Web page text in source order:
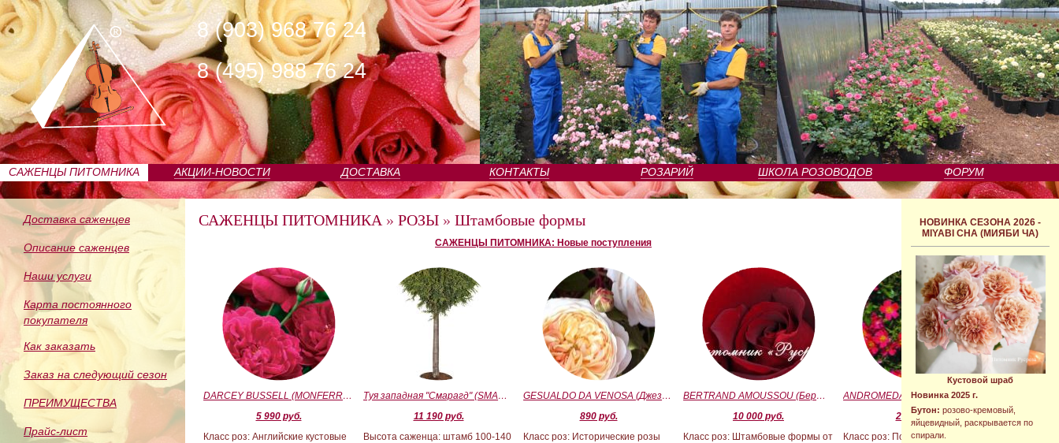
8 (903) 968 76 24
8 (495) 988 76 24
САЖЕНЦЫ ПИТОМНИКА АКЦИИ-НОВОСТИ ДОСТАВКА КОНТАКТЫ РОЗАРИЙ ШКОЛА РОЗОВОДОВ ФОРУМ
Доставка саженцев
Описание саженцев
Наши услуги
Карта постоянного
покупателя
Как заказать
Заказ на следующий сезон
ПРЕИМУЩЕСТВА
Прайс-лист
НОВИНКА СЕЗОНА 2026 -
MIYABI CHA (МИЯБИ ЧА)
Кустовой шраб
Новинка 2025 г.
Бутон: розово-кремовый,
яйцевидный, раскрывается по
спирали.
САЖЕНЦЫ ПИТОМНИКА » РОЗЫ » Штамбовые формы
САЖЕНЦЫ ПИТОМНИКА: Новые поступления
DARCEY BUSSELL (MONFERRATO) (Дарси Басл)
5 990 руб.
Класс роз: Английские кустовые
Туя западная "Смарагд" (SMARAGD) ШТАМБ 100-140
11 190 руб.
Высота саженца: штамб 100-140
GESUALDO DA VENOSA (Джезуальдо Ди Веноза)
890 руб.
Класс роз: Исторические розы
BERTRAND AMOUSSOU (Бертран Амуссу)
10 000 руб.
Класс роз: Штамбовые формы от
2 090 руб.
Класс роз: Почвопокровные